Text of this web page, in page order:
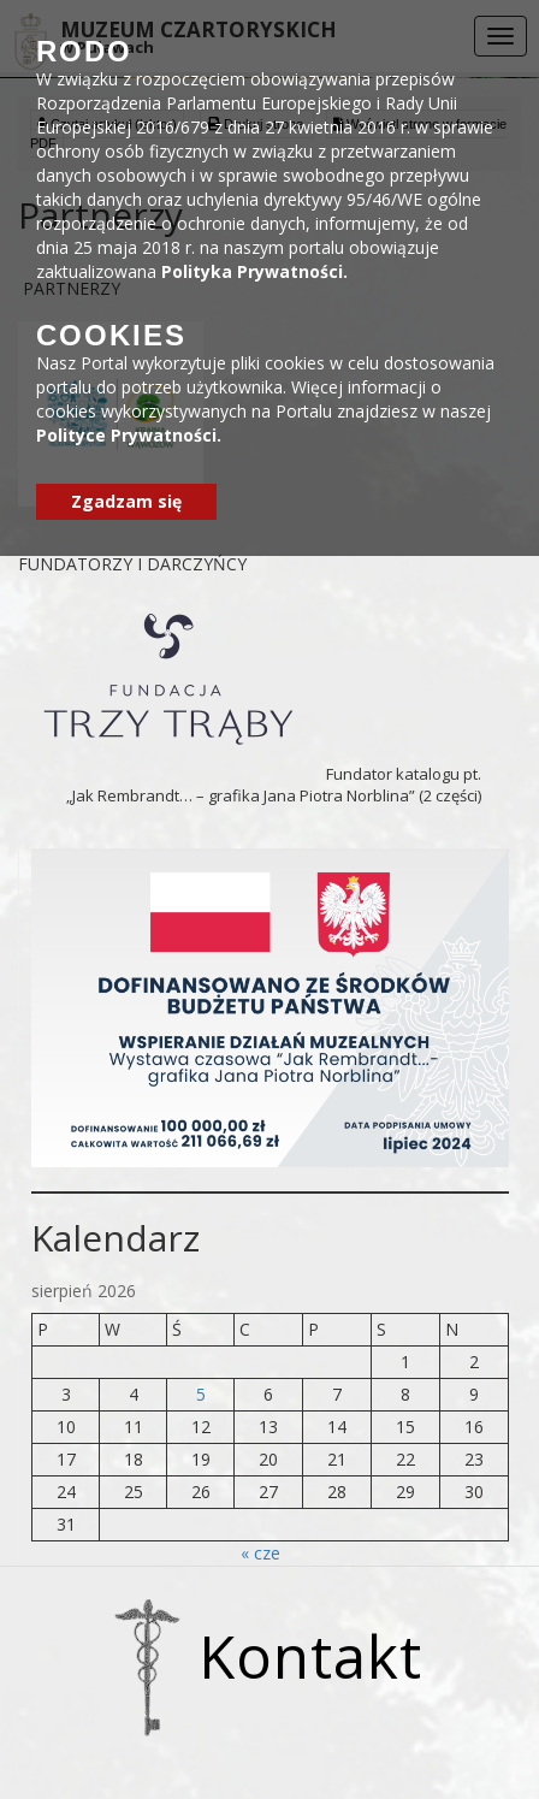
DEKLARACJA DOSTĘPNOŚCI
MUZEUM CZARTORYSKICH
w Puławach
Czytaj artykuł (lektor) Drukuj stronę
Wyświetl stronę w formacie
PDF
Partnerzy
PARTNERZY
FUNDATORZY I DARCZYŃCY
Fundator katalogu pt.
„Jak Rembrandt… – grafika Jana Piotra Norblina” (2 części)
Kalendarz
sierpień 2026
P
W Ś C P S
N
1
2
3
4 5 6 7 8
9
10
11 12 13 14 15
16
17
18 19 20 21 22
23
24
25 26 27 28 29
30
31
« cze
Kontakt
RODO
W związku z rozpoczęciem obowiązywania przepisów
Rozporządzenia Parlamentu Europejskiego i Rady Unii
Europejskiej 2016/679 z dnia 27 kwietnia 2016 r. w sprawie
ochrony osób fizycznych w związku z przetwarzaniem
danych osobowych i w sprawie swobodnego przepływu
takich danych oraz uchylenia dyrektywy 95/46/WE ogólne
rozporządzenie o ochronie danych, informujemy, że od
dnia 25 maja 2018 r. na naszym portalu obowiązuje
zaktualizowana Polityka Prywatności.
COOKIES
Nasz Portal wykorzytuje pliki cookies w celu dostosowania
portalu do potrzeb użytkownika. Więcej informacji o
cookies wykorzystywanych na Portalu znajdziesz w naszej
Polityce Prywatności.
Zgadzam się